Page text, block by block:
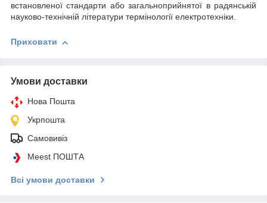
встановленої стандарти або загальноприйнятої в радянській
науково-технічній літератури термінології електротехніки.
Приховати
Умови доставки
Нова Пошта
Укрпошта
Самовивіз
Meest ПОШТА
Всі умови доставки